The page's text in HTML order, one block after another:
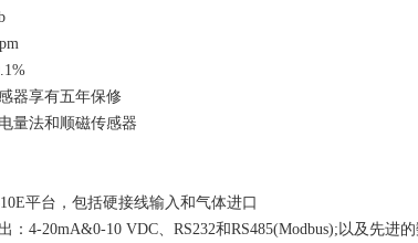
器享有五年保修
量法和顺磁传感器
平台，包括硬接线输入和气体进口
：4-20mA&0-10 VDC、RS232和RS485(Modbus);以及先进